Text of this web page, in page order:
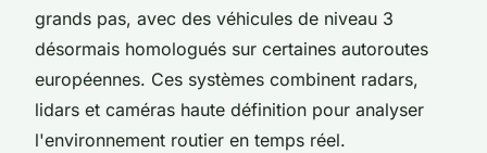
grands pas, avec des véhicules de niveau 3
désormais homologués sur certaines autoroutes
européennes. Ces systèmes combinent radars,
lidars et caméras haute définition pour analyser
l'environnement routier en temps réel.